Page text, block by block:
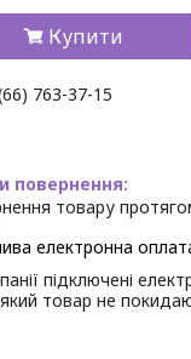
Купити
763-37-15
товару
підключені
товар не